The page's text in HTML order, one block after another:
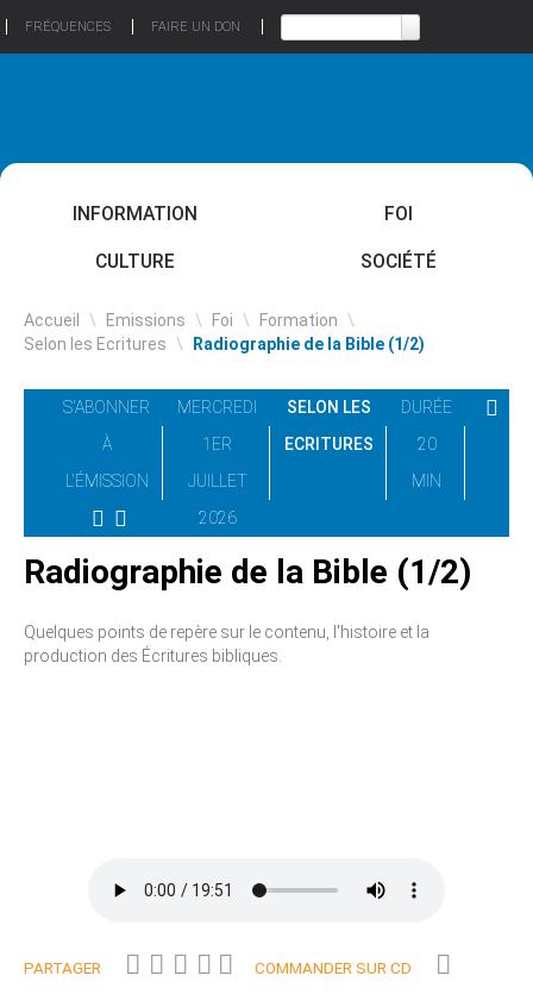
FRÉQUENCES FAIRE UN DON
INFORMATION FOI
CULTURE SOCIÉTÉ
Accueil \ Emissions \ Foi \ Formation \
Selon les Ecritures \ Radiographie de la Bible (1/2)
S'ABONNER
À
L'ÉMISSION
MERCREDI
1ER
JUILLET
2026
SELON LES
ECRITURES
DURÉE
20
MIN
Radiographie de la Bible (1/2)
Quelques points de repère sur le contenu, l'histoire et la
production des Écritures bibliques.
PARTAGER COMMANDER SUR CD